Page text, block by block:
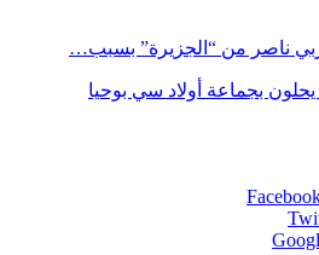
ناصر من “الجزيرة” بسبب…
بجماعة أولاد سي بوحيا